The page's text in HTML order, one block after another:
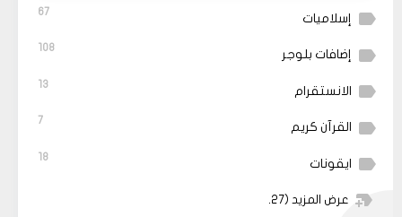
إسلاميات 67
إضافات بلوجر 108
الانستقرام 13
القرآن كريم 7
ايقونات 18
عرض المزيد (27)